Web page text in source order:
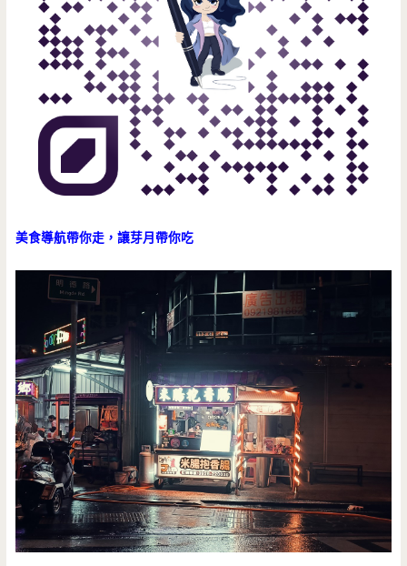
美食導航帶你走，讓芽月帶你吃